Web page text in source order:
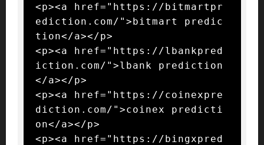
<p><a href="https://bitmartpr
ediction.com/">bitmart predic
tion</a></p>
<p><a href="https://lbankpred
iction.com/">lbank prediction
</a></p>
<p><a href="https://coinexpre
diction.com/">coinex predicti
on</a></p>
<p><a href="https://bingxpred